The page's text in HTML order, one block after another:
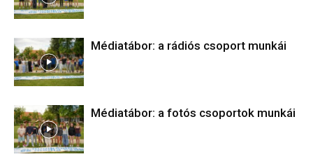
Médiatábor: a rádiós csoport munkái
Médiatábor: a fotós csoportok munkái